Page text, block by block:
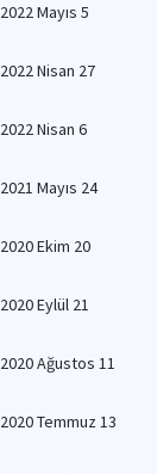
2022 Mayıs 5
2022 Nisan 27
2022 Nisan 6
2021 Mayıs 24
2020 Ekim 20
2020 Eylül 21
2020 Ağustos 11
2020 Temmuz 13